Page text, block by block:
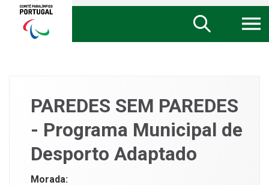
Portugal
PAREDES SEM PAREDES
- Programa Municipal de
Desporto Adaptado
Morada: